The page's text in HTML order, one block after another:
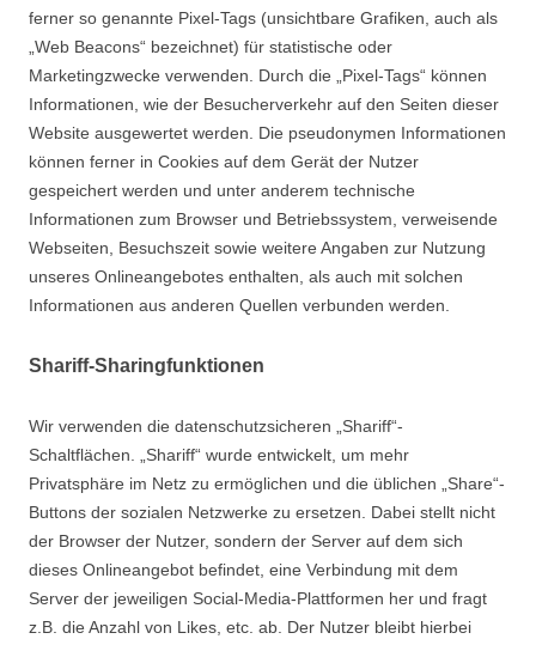
ferner so genannte Pixel-Tags (unsichtbare Grafiken, auch als
„Web Beacons“ bezeichnet) für statistische oder
Marketingzwecke verwenden. Durch die „Pixel-Tags“ können
Informationen, wie der Besucherverkehr auf den Seiten dieser
Website ausgewertet werden. Die pseudonymen Informationen
können ferner in Cookies auf dem Gerät der Nutzer
gespeichert werden und unter anderem technische
Informationen zum Browser und Betriebssystem, verweisende
Webseiten, Besuchszeit sowie weitere Angaben zur Nutzung
unseres Onlineangebotes enthalten, als auch mit solchen
Informationen aus anderen Quellen verbunden werden.
Shariff-Sharingfunktionen
Wir verwenden die datenschutzsicheren „Shariff“-
Schaltflächen. „Shariff“ wurde entwickelt, um mehr
Privatsphäre im Netz zu ermöglichen und die üblichen „Share“-
Buttons der sozialen Netzwerke zu ersetzen. Dabei stellt nicht
der Browser der Nutzer, sondern der Server auf dem sich
dieses Onlineangebot befindet, eine Verbindung mit dem
Server der jeweiligen Social-Media-Plattformen her und fragt
z.B. die Anzahl von Likes, etc. ab. Der Nutzer bleibt hierbei